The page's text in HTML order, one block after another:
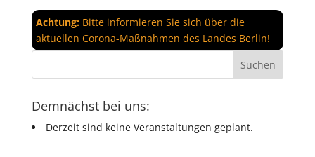
Achtung:Bitte informieren Sie sich über die
aktuellen Corona-Maßnahmen des Landes Berlin!
Demnächst bei uns:
Derzeit sind keine Veranstaltungen geplant.